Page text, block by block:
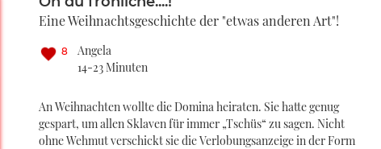
Eine Weihnachtsgeschichte der "etwas anderen Art"!
8
Angela
14-23 Minuten
An Weihnachten wollte die Domina heiraten. Sie hatte genug
gespart, um allen Sklaven für immer „Tschüs“ zu sagen. Nicht
ohne Wehmut verschickt sie die Verlobungsanzeige in der Form